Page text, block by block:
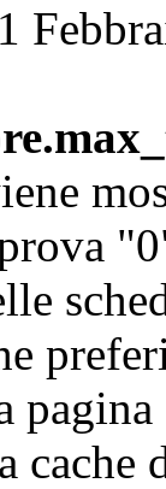
pagina
cache